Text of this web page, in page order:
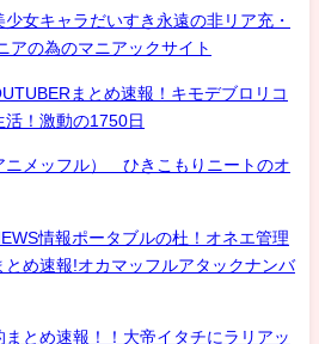
女キャラだいすき永遠の非リア充・
アの為のマニアックサイト
まとめ速報！キモデブロリコ
活！激動の1750日
ニメッフル） ひきこもりニートのオ
情報ポータブルの杜！オネエ管理
とめ速報!オカマッフルアタックナンバ
とめ速報！！大帝イタチにラリアッ